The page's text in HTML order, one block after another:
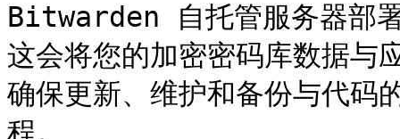
Bitwarden 自托管服务器部
这会将您的加密密码库数据与
确保更新、维护和备份与代码
程。